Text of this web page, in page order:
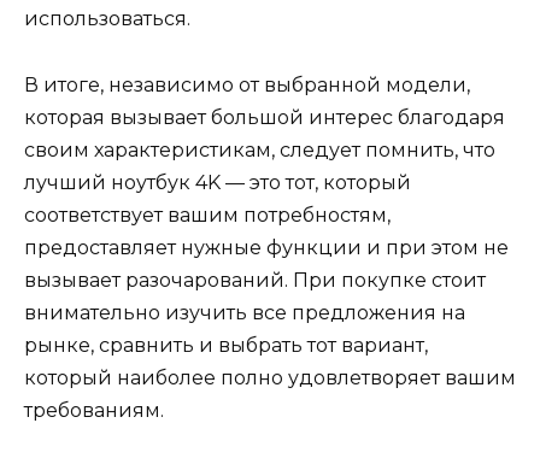
использоваться.
В итоге, независимо от выбранной модели,
которая вызывает большой интерес благодаря
своим характеристикам, следует помнить, что
лучший ноутбук 4K — это тот, который
соответствует вашим потребностям,
предоставляет нужные функции и при этом не
вызывает разочарований. При покупке стоит
внимательно изучить все предложения на
рынке, сравнить и выбрать тот вариант,
который наиболее полно удовлетворяет вашим
требованиям.